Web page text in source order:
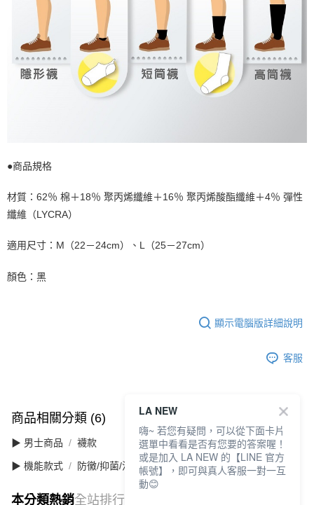
●商品規格
材質：62％ 棉＋18％ 聚丙烯纖維＋16％ 聚丙烯酸酯纖維＋4％ 彈性
纖維（LYCRA）
適用尺寸：M（22－24cm）、L（25－27cm）
顏色：黑
顯示電腦版詳細說明
客服
商品相關分類 (6) 查看全部
▶ 男士商品 襪款
▶ 機能款式 防黴/抑菌/消臭
本分類熱銷全站排行
LA NEW
嗨~ 若您有疑問，可以從下面卡片
選單中看看是否有您要的答案喔！
或是加入 LA NEW 的【LINE 官方
帳號】，即可與真人客服一對一互
動😊